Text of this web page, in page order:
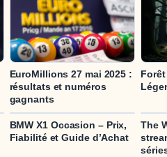
EuroMillions 27 mai 2025 :
résultats et numéros
gagnants
BMW X1 Occasion – Prix,
Fiabilité et Guide d’Achat
The